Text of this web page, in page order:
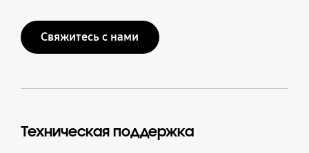
Свяжитесь с нами
Техническая поддержка